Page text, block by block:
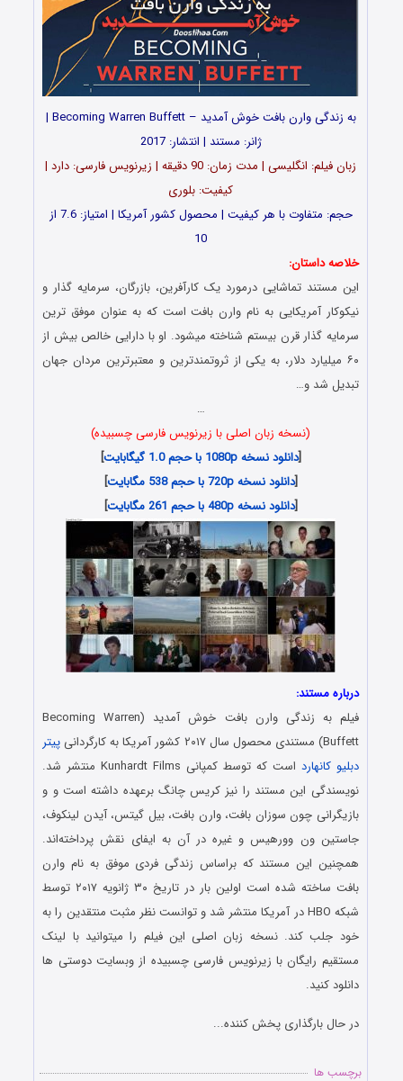
به زندگی وارن بافت خوش آمدید – Becoming Warren Buffett |
ژانر: مستند | انتشار: 2017
زبان فیلم: انگلیسی | مدت زمان: 90 دقیقه | زیرنویس فارسی: دارد |
کیفیت: بلوری
حجم: متفاوت با هر کیفیت | محصول کشور آمریکا | امتیاز: 7.6 از
10
خلاصه داستان:
این مستند تماشایی درمورد یک کارآفرین، بازرگان، سرمایه گذار و
نیکوکار آمریکایی به نام وارن بافت است که به عنوان موفق ترین
سرمایه گذار قرن بیستم شناخته میشود. او با دارایی خالص بیش از
۶۰ میلیارد دلار، به یکی از ثروتمندترین و معتبرترین مردان جهان
تبدیل شد و…
…
(نسخه زبان اصلی با زیرنویس فارسی چسبیده)
[دانلود نسخه 1080p با حجم 1.0 گیگابایت
]
[دانلود نسخه 720p با حجم 538 مگابایت
]
[دانلود نسخه 480p با حجم 261 مگابایت ]
درباره مستند:
فیلم به زندگی وارن بافت خوش آمدید (Becoming Warren
Buffett) مستندی محصول سال ۲۰۱۷ کشور آمریکا به کارگردانی
پیتر
دبلیو کانهارد
است که توسط کمپانی Kunhardt Films منتشر شد.
نویسندگی این مستند را نیز کریس چانگ برعهده داشته است و و
بازیگرانی چون سوزان بافت، وارن بافت، بیل گیتس، آیدن لینکوف،
جاستین ون وورهیس و غیره در آن به ایفای نقش پرداخته‌اند.
همچنین این مستند که براساس زندگی فردی موفق به نام وارن
بافت ساخته شده است اولین بار در تاریخ ۳۰ ژانویه ۲۰۱۷ توسط
شبکه HBO در آمریکا منتشر شد و توانست نظر مثبت منتقدین را به
خود جلب کند. نسخه زبان اصلی این فیلم را میتوانید با لینک
مستقیم رایگان با زیرنویس فارسی چسبیده از وبسایت دوستی ها
دانلود کنید.
در حال بارگذاری پخش کننده...
برچسب ها